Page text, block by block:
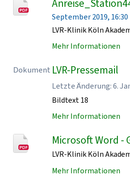
September 2019, 16:30
LVR-Klinik Köln
Mehr Informationen
Dokument LVR-Pressemail
Letzte Änderung: 6.
Bildtext 18
Mehr Informationen
Microsoft Word -
LVR-Klinik Köln
Mehr Informationen